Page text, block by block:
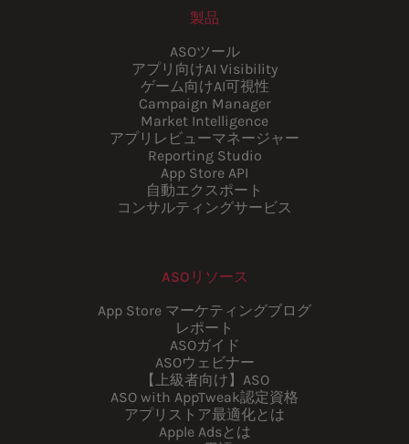
製品
ASOツール
アプリ向けAI Visibility
ゲーム向けAI可視性
Campaign Manager
Market Intelligence
アプリレビューマネージャー
Reporting Studio
App Store API
自動エクスポート
コンサルティングサービス
ASOリソース
App Store マーケティングブログ
レポート
ASOガイド
ASOウェビナー
【上級者向け】ASO
ASO with AppTweak認定資格
アプリストア最適化とは
Apple Adsとは